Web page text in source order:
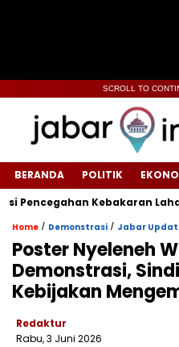
SCROLL TO
BERANDA POLITIK
Kebakaran Lahan
Home / Demonstrasi / Jabar
Poster Nyeleneh
Demonstrasi,
Kebijakan
Redaktur
Rabu, 3 Juni 2026